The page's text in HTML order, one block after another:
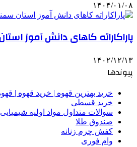
۱۴۰۴/۰۱/۰۸
پاراکاراته کاهای دانش آموز
۱۴۰۲/۱۲/۱۳
پیوندها
خرید بهترین قهوه | خرید قهوه |
خرید قسطی
سوالات متداول مواد اولیه شیمیایی
صندوق طلا
کفش چرم زنانه
وام فوری